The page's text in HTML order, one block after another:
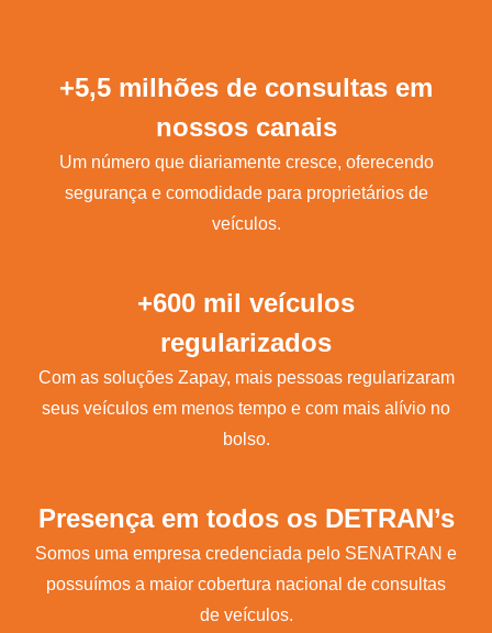
+5,5 milhões de consultas em
nossos canais
Um número que diariamente cresce, oferecendo
segurança e comodidade para proprietários de
veículos.
+600 mil veículos
regularizados
Com as soluções Zapay, mais pessoas regularizaram
seus veículos em menos tempo e com mais alívio no
bolso.
Presença em todos os DETRAN’s
Somos uma empresa credenciada pelo SENATRAN e
possuímos a maior cobertura nacional de consultas
de veículos.